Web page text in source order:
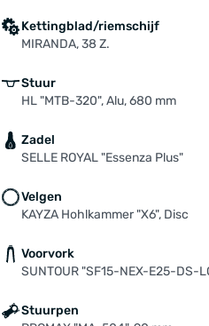
Kettingblad/riemschijf
MIRANDA, 38 Z.
Stuur
HL "MTB-320", Alu, 680 mm
Zadel
SELLE ROYAL "Essenza Plus"
Velgen
KAYZA Hohlkammer "X6", Disc
Voorvork
SUNTOUR "SF15-NEX-E25-DS-
Stuurpen